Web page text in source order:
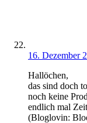
16. Dezember
Hallöchen,
das sind doch
noch keine
endlich mal
(Bloglovin: